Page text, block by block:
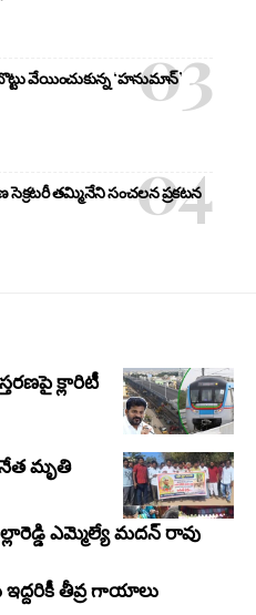
వేయించుకున్న ‘హనుమాన్’
తమ్మినేని సంచలన ప్రకటన
క్లారిటీ
మృతి
ఎమ్మెల్యే మదన్ రావు
ఇద్దరికీ తీవ్ర గాయాలు